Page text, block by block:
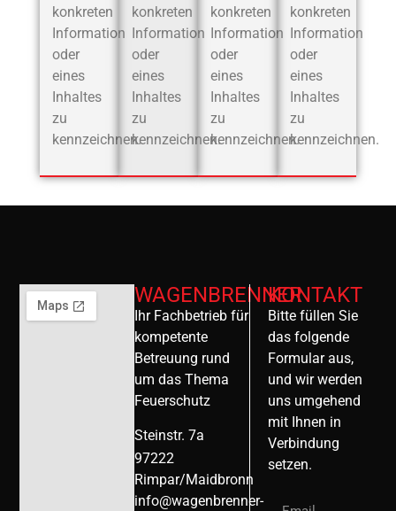
konkreten
Information
oder
eines
Inhaltes
zu
kennzeichnen.
konkreten
Information
oder
eines
Inhaltes
zu
kennzeichnen.
konkreten
Information
oder
eines
Inhaltes
zu
kennzeichnen.
konkreten
Information
oder
eines
Inhaltes
zu
kennzeichnen.
WAGENBRENNER
Ihr Fachbetrieb für
kompetente
Betreuung rund
um das Thema
Feuerschutz
Steinstr. 7a
97222
Rimpar/Maidbronn
info@wagenbrenner-
KONTAKT
Bitte füllen Sie
das folgende
Formular aus,
und wir werden
uns umgehend
mit Ihnen in
Verbindung
setzen.